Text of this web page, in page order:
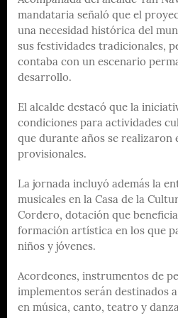
mandataria señaló que el
una necesidad histórica del
sus festividades tradicionales,
contaba con un escenario
desarrollo.
El alcalde destacó que la
condiciones para actividades
que durante años se realizaron
provisionales.
La jornada incluyó además la
musicales en la Casa de la
Cordero, dotación que
formación artística en los que
niños y jóvenes.
Acordeones, instrumentos de
implementos serán destinados
en música, canto, teatro y